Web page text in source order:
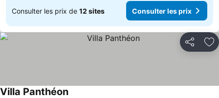
Consulter les prix de 12 sites Consulter les prix
Partager
Villa Panthéon